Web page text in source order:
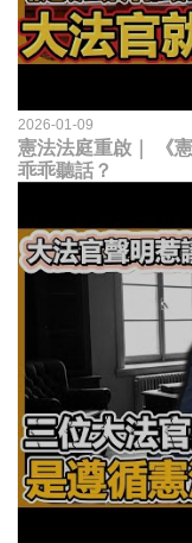
2026-01-09
憲法法庭重啟｜ 《
乖乖聽話？